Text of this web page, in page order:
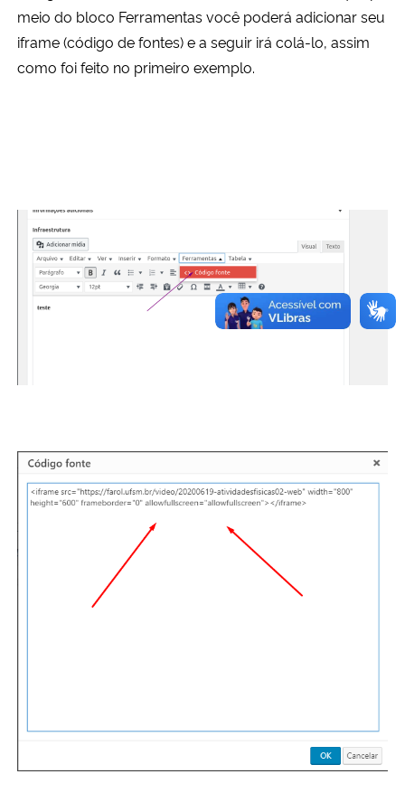
meio do bloco Ferramentas você poderá adicionar seu
iframe (código de fontes) e a seguir irá colá-lo, assim
como foi feito no primeiro exemplo.